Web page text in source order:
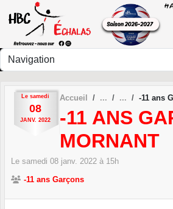
Le samedi
08
JANV. 2022
Accueil -11 ans
-11 ANS
MORNANT
Le samedi 08 janv. 2022 à 15h
-11 ans Garçons
Panneau de gestion des cookies